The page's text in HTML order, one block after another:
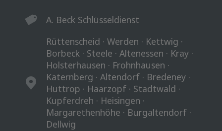
A. Beck Schlüsseldienst
Rüttenscheid · Werden · Kettwig ·
Borbeck · Steele · Altenessen · Kray ·
Holsterhausen · Frohnhausen ·
Katernberg · Altendorf · Bredeney ·
Huttrop · Haarzopf · Stadtwald ·
Kupferdreh · Heisingen ·
Margarethenhöhe · Burgaltendorf ·
Dellwig